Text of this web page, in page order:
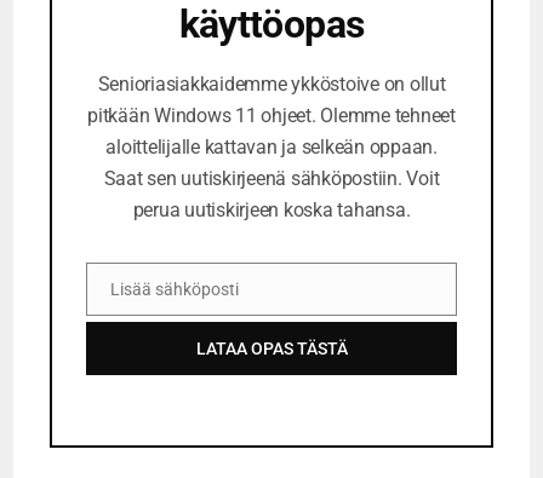
käyttöopas
Senioriasiakkaidemme ykköstoive on ollut
pitkään Windows 11 ohjeet. Olemme tehneet
aloittelijalle kattavan ja selkeän oppaan.
Saat sen uutiskirjeenä sähköpostiin. Voit
perua uutiskirjeen koska tahansa.
Lisää sähköposti
LATAA OPAS TÄSTÄ